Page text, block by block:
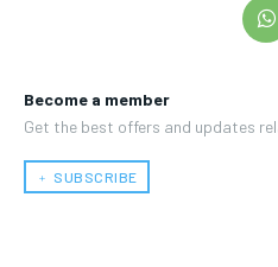
Become a member
Get the best offers and updates
﹢ SUBSCRIBE